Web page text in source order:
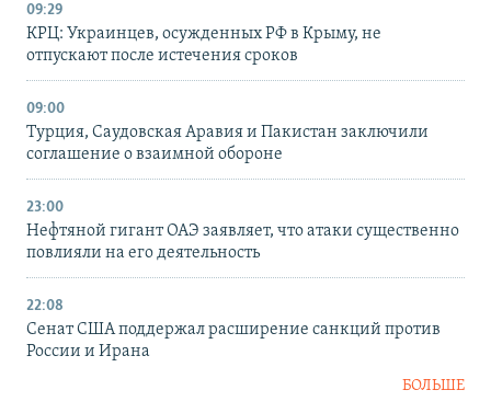
09:29
КРЦ: Украинцев, осужденных РФ в Крыму, не
отпускают после истечения сроков
09:00
Турция, Саудовская Аравия и Пакистан заключили
соглашение о взаимной обороне
23:00
Нефтяной гигант ОАЭ заявляет, что атаки существенно
повлияли на его деятельность
22:08
Сенат США поддержал расширение санкций против
России и Ирана
БОЛЬШЕ